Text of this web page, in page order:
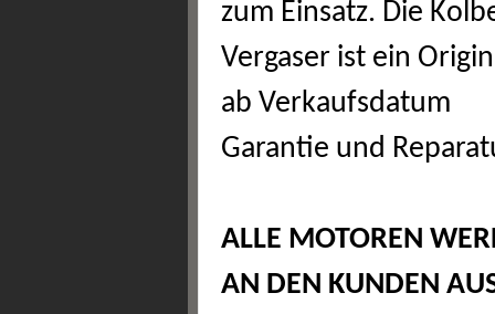
zum Einsatz. Die
Vergaser ist ein
ab Verkaufsdatum
Garantie und
ALLE MOTOREN
AN DEN KUNDEN